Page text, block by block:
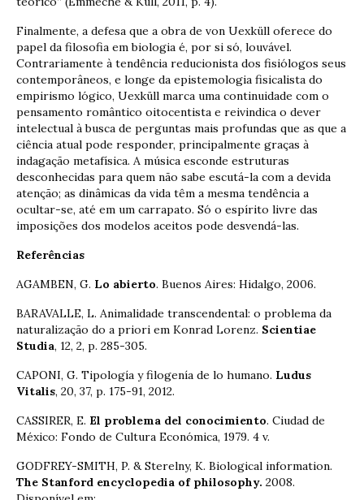
Finalmente, a defesa que a obra de von Uexküll oferece do
papel da filosofia em biologia é, por si só, louvável.
Contrariamente à tendência reducionista dos fisiólogos seus
contemporâneos, e longe da epistemologia fisicalista do
empirismo lógico, Uexküll marca uma continuidade com o
pensamento romântico oitocentista e reivindica o dever
intelectual à busca de perguntas mais profundas que as que a
ciência atual pode responder, principalmente graças à
indagação metafísica. A música esconde estruturas
desconhecidas para quem não sabe escutá-la com a devida
atenção; as dinâmicas da vida têm a mesma tendência a
ocultar-se, até em um carrapato. Só o espírito livre das
imposições dos modelos aceitos pode desvendá-las.
Referências
AGAMBEN, G. Lo abierto. Buenos Aires: Hidalgo, 2006.
BARAVALLE, L. Animalidade transcendental: o problema da
naturalização do a priori em Konrad Lorenz. Scientiae
Studia, 12, 2, p. 285-305.
CAPONI, G. Tipología y filogenía de lo humano. Ludus
Vitalis, 20, 37, p. 175-91, 2012.
CASSIRER, E. El problema del conocimiento. Ciudad de
México: Fondo de Cultura Económica, 1979. 4 v.
GODFREY-SMITH, P. & Sterelny, K. Biological information.
The Stanford encyclopedia of philosophy. 2008.